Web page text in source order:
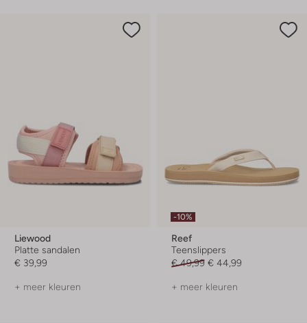
Liewood
Platte sandalen
€ 39,99
+ meer kleuren
-10%
Reef
Teenslippers
€ 49,99 € 44,99
+ meer kleuren